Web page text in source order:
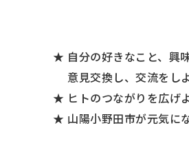
★ 自分の好きなこと、興
意見交換し、交流をし
★ ヒトのつながりを広げ
★ 山陽小野田市が元気に